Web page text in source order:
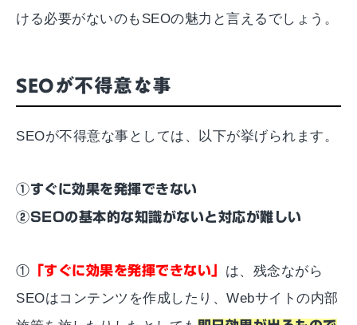
ける必要がないのもSEOの魅力と言えるでしょう。
SEOが不得意な事
SEOが不得意な事としては、以下が挙げられます。
①すぐに効果を発揮できない
②SEOの基本的な知識がないと対応が難しい
① 「すぐに効果を発揮できない」 は、残念ながら
SEOはコンテンツを作成したり、Webサイトの内部